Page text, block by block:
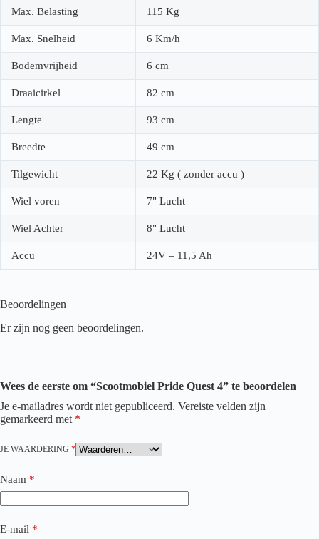
Max. Belasting 115 Kg
Max. Snelheid 6 Km/h
Bodemvrijheid 6 cm
Draaicirkel 82 cm
Lengte 93 cm
Breedte 49 cm
Tilgewicht 22 Kg ( zonder accu )
Wiel voren 7" Lucht
Wiel Achter 8" Lucht
Accu 24V – 11,5 Ah
Beoordelingen
Er zijn nog geen beoordelingen.
Wees de eerste om “Scootmobiel Pride Quest 4” te beoordelen
Je e-mailadres wordt niet gepubliceerd. Vereiste velden zijn
gemarkeerd met *
JE WAARDERING *
Naam *
E-mail *